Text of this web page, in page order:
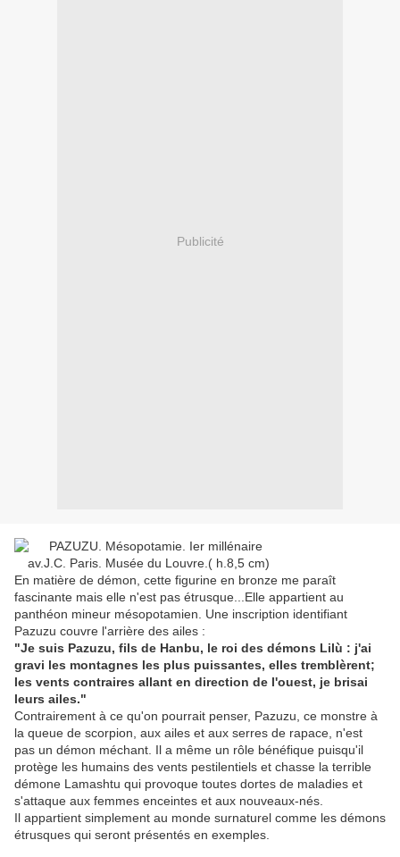
Publicité
En matière de démon, cette figurine en bronze me paraît
fascinante mais elle n'est pas étrusque...Elle appartient au
panthéon mineur mésopotamien. Une inscription identifiant
Pazuzu couvre l'arrière des ailes :
"Je suis Pazuzu, fils de Hanbu, le roi des démons Lilù : j'ai
gravi les montagnes les plus puissantes, elles tremblèrent;
les vents contraires allant en direction de l'ouest, je brisai
leurs ailes."
Contrairement à ce qu'on pourrait penser, Pazuzu, ce monstre à
la queue de scorpion, aux ailes et aux serres de rapace, n'est
pas un démon méchant. Il a même un rôle bénéfique puisqu'il
protège les humains des vents pestilentiels et chasse la terrible
démone Lamashtu qui provoque toutes dortes de maladies et
s'attaque aux femmes enceintes et aux nouveaux-nés.
Il appartient simplement au monde surnaturel comme les démons
étrusques qui seront présentés en exemples.